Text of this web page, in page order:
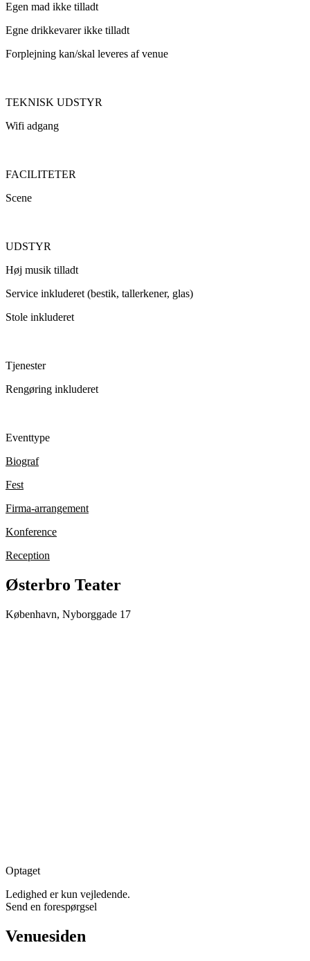
Egen mad ikke tilladt
Egne drikkevarer ikke tilladt
Forplejning kan/skal leveres af venue
TEKNISK UDSTYR
Wifi adgang
FACILITETER
Scene
UDSTYR
Høj musik tilladt
Service inkluderet (bestik, tallerkener, glas)
Stole inkluderet
Tjenester
Rengøring inkluderet
Eventtype
Biograf
Fest
Firma-arrangement
Konference
Reception
Østerbro Teater
København, Nyborggade 17
Optaget
Ledighed er kun vejledende.
Send en forespørgsel
Venuesiden